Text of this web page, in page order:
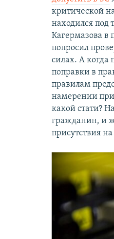
критической
находился под
Кагермазова в
попросил
силах. А когда
поправки в
правилам
намерении
какой стати?
гражданин, и
присутствия